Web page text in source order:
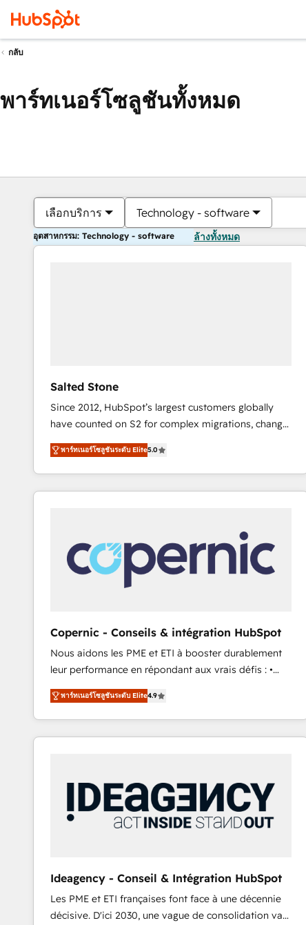
กลับ
พาร์ทเนอร์โซลูชันทั้งหมด
เลือกบริการ Technology - software
อุตสาหกรรม: Technology - software ล้างทั้งหมด
Salted Stone
Since 2012, HubSpot’s largest customers globally
have counted on S2 for complex migrations, change
management, systems integration, and creative
solutions that deliver measurable impact and
transform brand experiences As one of the few full-
service creative agencies in the HubSpot
regionalized HubSpot websites, integrated
marketing campaigns, & RevOps frameworks that
fuel long-term success We connect the entire
customer lifecycle through seamless integrations,
and service to drive sustainable growth With 6 key
HubSpot accreditations and experience across
hundreds of organizations in dozens of industries,
there’s a good chance one of our globally integrated
teams has worked with clients just like you Let’s
explore whether S2 is the partner you’ve been
looking for...and get your next big initiative moving!
พาร์ทเนอร์โซลูชันระดับ Elite5.0
Copernic - Conseils & intégration HubSpot
Nous aidons les PME et ETI à booster durablement
leur performance en répondant aux vrais défis : •
Intégration de HubSpot avec d’autres outils (ERP,
téléphonie, etc.) • Alignement des équipes grâce à un
outil et des données partagées • Amélioration de la
collecte et de l’analyse des données pour des
consultants certifiés HubSpot aborde chaque projet
avec un engagement total, alignant processus
métiers et technologie, et guidant vos équipes à
rapidement vos enjeux et intégrons parfaitement
HubSpot dans votre organisation. Pour toute
question technique ou besoin de structuration de
พาร์ทเนอร์โซลูชันระดับ Elite4.9
Ideagency - Conseil & Intégration HubSpot
Les PME et ETI françaises font face à une décennie
décisive. D'ici 2030, une vague de consolidation va